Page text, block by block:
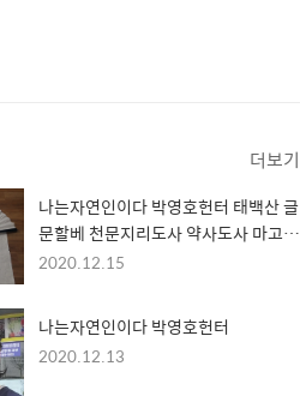
더보기
나는자연인이다 박영호헌터 태백산 글
문할베 천문지리도사 약사도사 마고할
매 염라대왕 부채
2020.12.15
나는자연인이다 박영호헌터
2020.12.13